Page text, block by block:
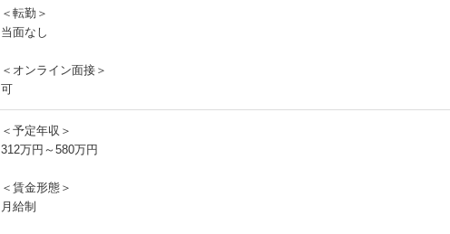
＜転勤＞
当面なし
＜オンライン面接＞
可
＜予定年収＞
312万円～580万円
＜賃金形態＞
月給制